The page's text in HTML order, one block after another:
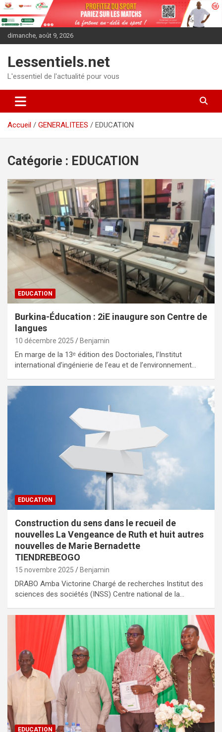
Aller
au
contenu
dimanche, août 9, 2026
Lessentiels.net
L'essentiel de l'actualité pour vous
Accueil GENERALITEES EDUCATION
Catégorie : EDUCATION
EDUCATION
Burkina-Éducation : 2iE inaugure son Centre de
langues
10 décembre 2025 Benjamin
En marge de la 13ᵉ édition des Doctoriales, l’Institut
international d’ingénierie de l’eau et de l’environnement…
EDUCATION
Construction du sens dans le recueil de
nouvelles La Vengeance de Ruth et huit autres
nouvelles de Marie Bernadette
TIENDREBEOGO
15 novembre 2025 Benjamin
DRABO Amba Victorine Chargé de recherches Institut des
sciences des sociétés (INSS) Centre national de la…
EDUCATION